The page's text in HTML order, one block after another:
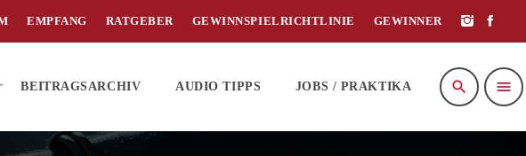
EMPFANG RATGEBER GEWINNSPIELRICHTLINIE GEWINNER
BEITRAGSARCHIV AUDIO TIPPS JOBS / PRAKTIKA search menu